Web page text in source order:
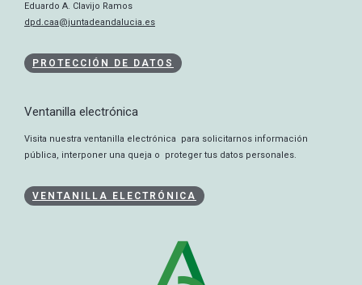
Eduardo A. Clavijo Ramos
dpd.caa@juntadeandalucia.es
PROTECCIÓN DE DATOS
Ventanilla electrónica
Visita nuestra ventanilla electrónica para solicitarnos información
pública, interponer una queja o proteger tus datos personales.
VENTANILLA ELECTRÓNICA